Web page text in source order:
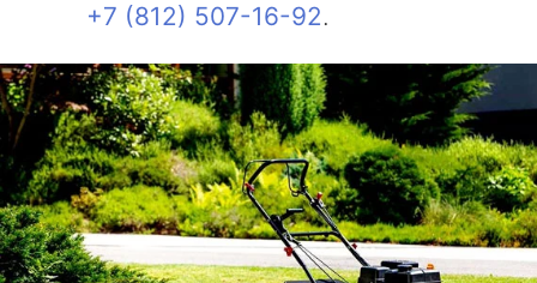
+7 (812) 507-16-92.